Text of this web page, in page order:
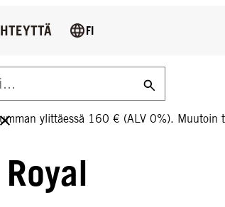
ylittäessä 160 € (ALV 0%).
FI
Royal